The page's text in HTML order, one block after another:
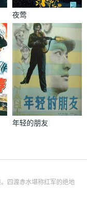
夜莺
年轻的朋友
四渡赤水堪称红军的绝地